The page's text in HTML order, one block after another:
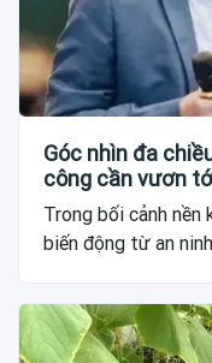
Góc nhìn đa
công cần vươn
Trong bối cảnh
biến động từ an